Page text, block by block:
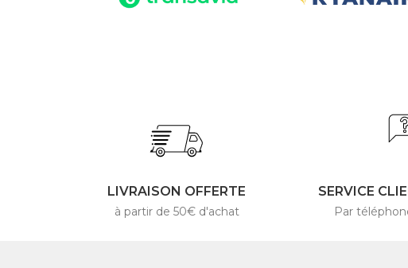
LIVRAISON OFFERTE
à partir de 50€ d'achat
SERVICE
Par